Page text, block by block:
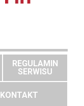
REGULAMIN
SERWISU
KONTAKT